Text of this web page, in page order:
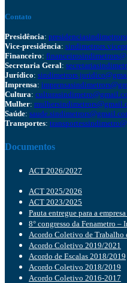
Contato
Presidência:
Vice-presidência:
Financeiro:
Secretaria Geral:
Jurídico:
Imprensa:
Cultura:
Mulher:
Saúde:
Transportes:
Documentos
ACT 2026/2027
ACT 2025/2026
ACT 2023/2025
Pauta entregue para a
8° congresso da Fenametro –
Acordo Coletivo de Trabalho
Acordo Coletivo 2019/2021
Acordo de Escalas 2018/2019
Acordo Coletivo 2018/2019
Acordo Coletivo 2016-2017